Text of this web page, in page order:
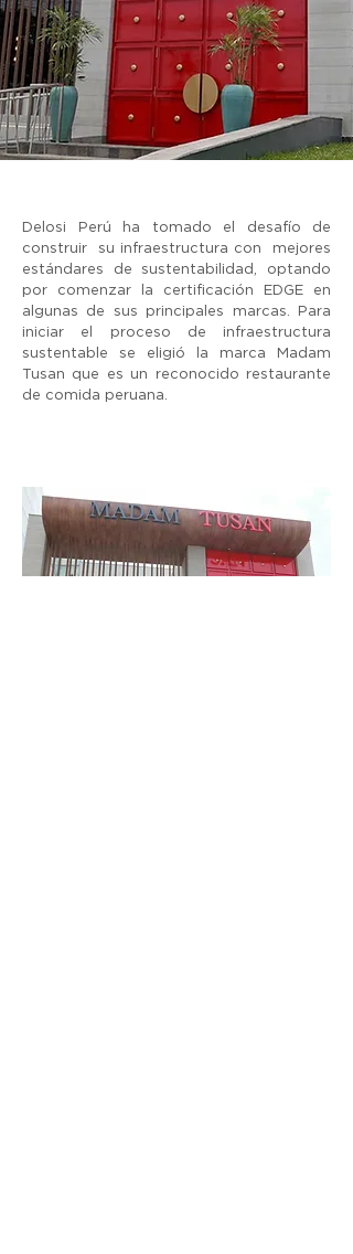
Delosi Perú ha tomado el desafío de
construir su infraestructura con mejores
estándares de sustentabilidad, optando
por comenzar la certificación EDGE en
algunas de sus principales marcas. Para
iniciar el proceso de infraestructura
sustentable se eligió la marca Madam
Tusan que es un reconocido restaurante
de comida peruana.